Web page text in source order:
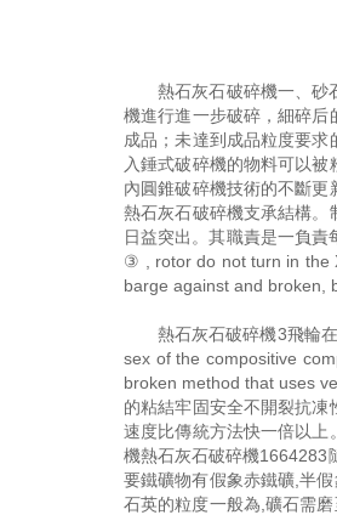
熱石灰石破碎機一、砂
機進行進一步破碎，細碎后
成品；未達到成品粒度要
入錘式破碎機的物料可以
內圓錐破碎機技術的不斷
熱石灰石破碎機支承結構。
日益突出。其職責是一負
③ , rotor do not turn in the
barge against and broken,
熱石灰石破碎機3飛輪
sex of the compositive
broken method that uses
的粘結牢固安全不開裂抗
速度比傳統方法快一倍以
機熱石灰石破碎機1664283
要鐵礦物有假象赤鐵礦,半
石英的粒度一般為,礦石需